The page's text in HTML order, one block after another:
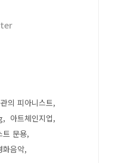
의 피아니스트
아트체인지업
트 문용
화음악